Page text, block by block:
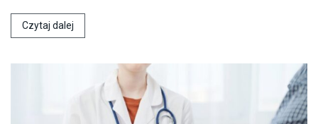
Czytaj dalej